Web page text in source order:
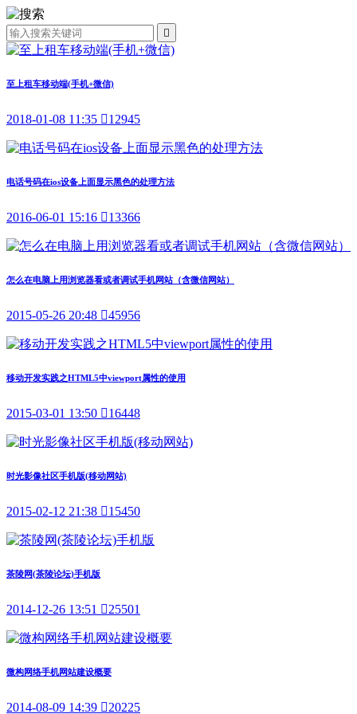

至上租车移动端(手机+微信)
2018-01-08 11:35 12945
电话号码在ios设备上面显示黑色的处理方法
2016-06-01 15:16 13366
怎么在电脑上用浏览器看或者调试手机网站（含微信网站）
2015-05-26 20:48 45956
移动开发实践之HTML5中viewport属性的使用
2015-03-01 13:50 16448
时光影像社区手机版(移动网站)
2015-02-12 21:38 15450
茶陵网(茶陵论坛)手机版
2014-12-26 13:51 25501
微构网络手机网站建设概要
2014-08-09 14:39 20225